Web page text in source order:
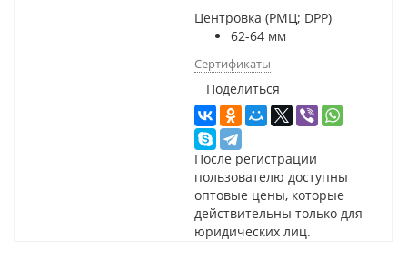
Центровка (РМЦ; DPP)
62-64 мм
Сертификаты
Поделиться
После регистрации
пользователю доступны
оптовые цены, которые
действительны только для
юридических лиц.